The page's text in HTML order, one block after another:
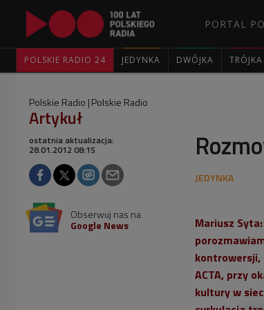
PORTAL
POLSKIE RADIO 24 JEDYNKA DWÓJKA TRÓJKA
Polskie Radio Polskie Radio
Artykuł
ostatnia aktualizacja:
28.01.2012 08:15
Obserwuj nas na
Google News
Mariusz
kontrowersji,
ACTA, przy
kultury w